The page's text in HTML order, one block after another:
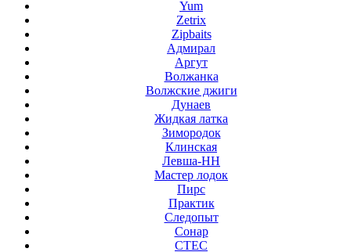
Yum
Zetrix
Zipbaits
Адмирал
Аргут
Волжанка
Волжские джиги
Дунаев
Жидкая латка
Зимородок
Клинская
Левша-НН
Мастер лодок
Пирс
Практик
Следопыт
Сонар
СТЕС